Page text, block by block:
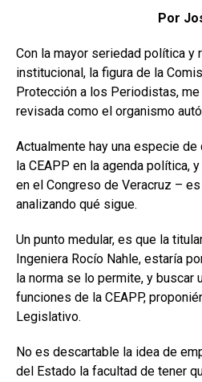
Por
Con la mayor seriedad política y
institucional, la figura de la
Protección a los Periodistas,
revisada como el organismo
Actualmente hay una especie
la CEAPP en la agenda política,
en el Congreso de Veracruz –
analizando qué sigue.
Un punto medular, es que la
Ingeniera Rocío Nahle, estaría
la norma se lo permite, y buscar
funciones de la CEAPP,
Legislativo.
No es descartable la idea de
del Estado la facultad de tener